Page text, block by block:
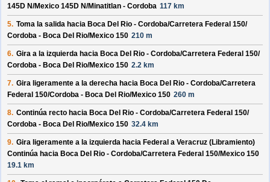
145D N/Mexico 145D N/Minatitlan - Cordoba 117 km
5. Toma la salida hacia Boca Del Rio - Cordoba/Carretera Federal 150/
Cordoba - Boca Del Rio/Mexico 150 210 m
6. Gira a la izquierda hacia Boca Del Rio - Cordoba/Carretera Federal 150/
Cordoba - Boca Del Rio/Mexico 150 2.2 km
7. Gira ligeramente a la derecha hacia Boca Del Rio - Cordoba/Carretera
Federal 150/Cordoba - Boca Del Rio/Mexico 150 260 m
8. Continúa recto hacia Boca Del Rio - Cordoba/Carretera Federal 150/
Cordoba - Boca Del Rio/Mexico 150 32.4 km
9. Gira ligeramente a la izquierda hacia Federal a Veracruz (Libramiento)
Continúa hacia Boca Del Rio - Cordoba/Carretera Federal 150/Mexico 150
19.1 km